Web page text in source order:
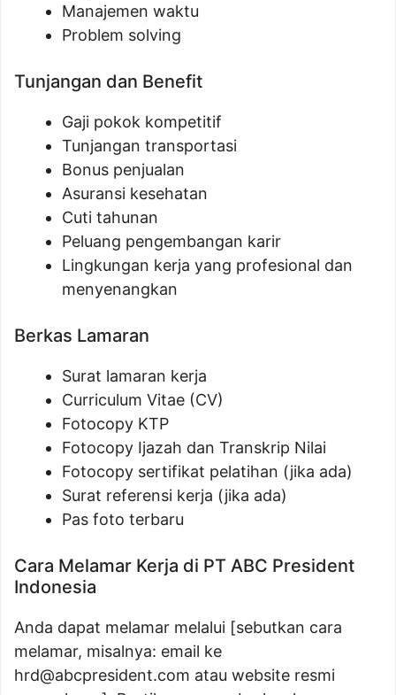
Manajemen waktu
Problem solving
Tunjangan dan Benefit
Gaji pokok kompetitif
Tunjangan transportasi
Bonus penjualan
Asuransi kesehatan
Cuti tahunan
Peluang pengembangan karir
Lingkungan kerja yang profesional dan
menyenangkan
Berkas Lamaran
Surat lamaran kerja
Curriculum Vitae (CV)
Fotocopy KTP
Fotocopy Ijazah dan Transkrip Nilai
Fotocopy sertifikat pelatihan (jika ada)
Surat referensi kerja (jika ada)
Pas foto terbaru
Cara Melamar Kerja di PT ABC President
Indonesia
Anda dapat melamar melalui [sebutkan cara
melamar, misalnya: email ke
hrd@abcpresident.com atau website resmi